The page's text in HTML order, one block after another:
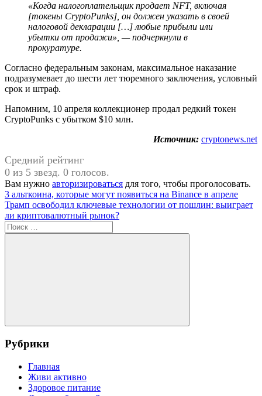
«Когда налогоплательщик продает NFT, включая
[токены CryptoPunks], он должен указать в своей
налоговой декларации […] любые прибыли или
убытки от продажи», — подчеркнули в
прокуратуре.
Согласно федеральным законам, максимальное наказание
подразумевает до шести лет тюремного заключения, условный
срок и штраф.
Напомним, 10 апреля коллекционер продал редкий токен
CryptoPunks с убытком $10 млн.
Источник: cryptonews.net
Средний рейтинг
0 из 5 звезд. 0 голосов.
Вам нужно авторизироваться для того, чтобы проголосовать.
Навигация
по
записям
Предыдущая
запись:
3 альткоина, которые могут появиться на Binance в апреле
Следующая
запись:
Трамп освободил ключевые технологии от пошлин: выиграет
ли криптовалютный рынок?
Поиск
для:
Поиск
Рубрики
Главная
Живи активно
Здоровое питание